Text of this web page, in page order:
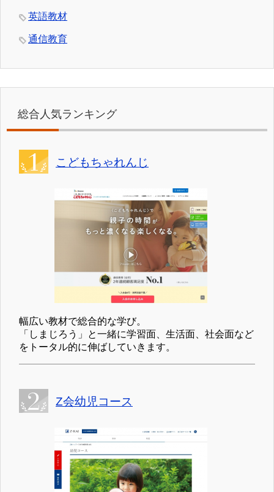
英語教材
通信教育
総合人気ランキング
こどもちゃれんじ
幅広い教材で総合的な学び。
「しまじろう」と一緒に学習面、生活面、社会面など
をトータル的に伸ばしていきます。
Z会幼児コース